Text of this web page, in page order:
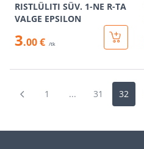
RISTLÜLITI SÜV. 1-NE R-TA
VALGE EPSILON
3.00 € /tk
1 ... 31 32